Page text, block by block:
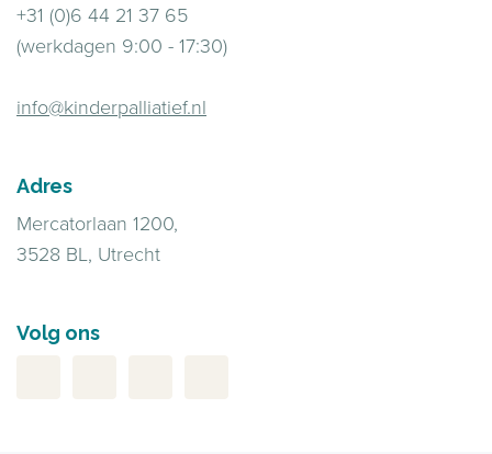
+31 (0)6 44 21 37 65
(werkdagen 9:00 - 17:30)
info@kinderpalliatief.nl
Adres
Mercatorlaan 1200,
3528 BL, Utrecht
Volg ons